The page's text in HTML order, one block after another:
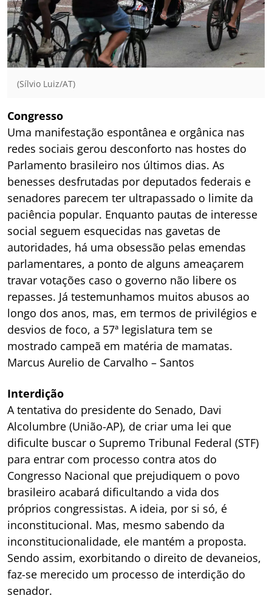
(Sílvio Luiz/AT)
Congresso
Uma manifestação espontânea e orgânica nas
redes sociais gerou desconforto nas hostes do
Parlamento brasileiro nos últimos dias. As
benesses desfrutadas por deputados federais e
senadores parecem ter ultrapassado o limite da
paciência popular. Enquanto pautas de interesse
social seguem esquecidas nas gavetas de
autoridades, há uma obsessão pelas emendas
parlamentares, a ponto de alguns ameaçarem
travar votações caso o governo não libere os
repasses. Já testemunhamos muitos abusos ao
longo dos anos, mas, em termos de privilégios e
desvios de foco, a 57ª legislatura tem se
mostrado campeã em matéria de mamatas.
Marcus Aurelio de Carvalho – Santos
Interdição
A tentativa do presidente do Senado, Davi
Alcolumbre (União-AP), de criar uma lei que
dificulte buscar o Supremo Tribunal Federal (STF)
para entrar com processo contra atos do
Congresso Nacional que prejudiquem o povo
brasileiro acabará dificultando a vida dos
próprios congressistas. A ideia, por si só, é
inconstitucional. Mas, mesmo sabendo da
inconstitucionalidade, ele mantém a proposta.
Sendo assim, exorbitando o direito de devaneios,
faz-se merecido um processo de interdição do
senador.